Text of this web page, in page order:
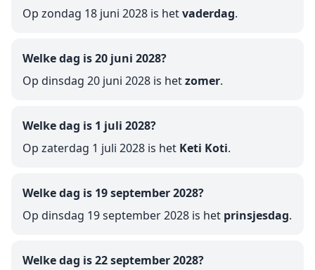
Op zondag 18 juni 2028 is hetvaderdag.
Welke dag is 20 juni 2028?
Op dinsdag 20 juni 2028 is hetzomer.
Welke dag is 1 juli 2028?
Op zaterdag 1 juli 2028 is het Keti Koti.
Welke dag is 19 september 2028?
Op dinsdag 19 september 2028 is het prinsjesdag.
Welke dag is 22 september 2028?